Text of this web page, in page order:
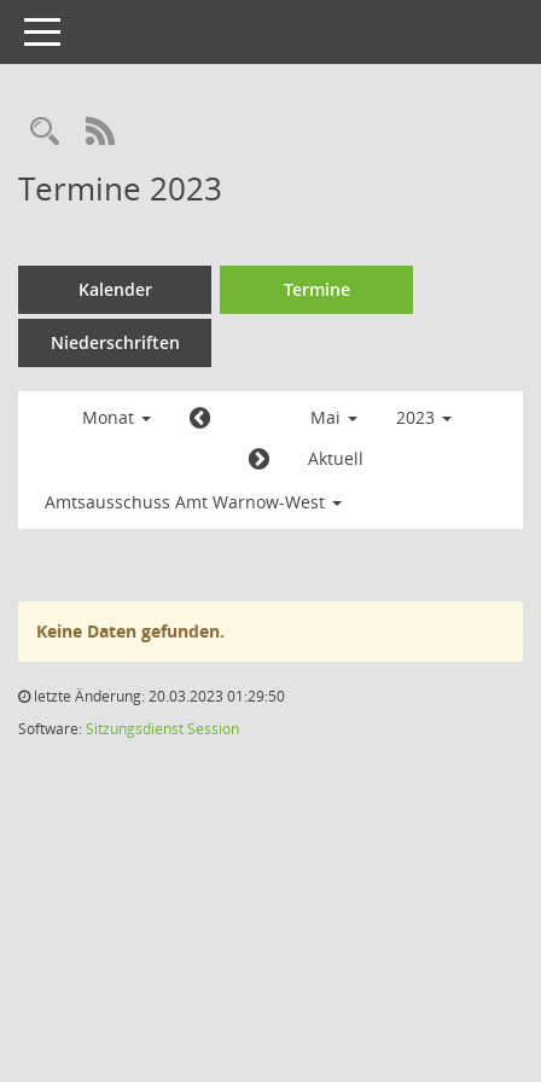
Toggle
navigation
Termine 2023
Kalender Termine
Niederschriften
Monat Mai
2023
Aktuell
Amtsausschuss Amt Warnow-West
Keine Daten gefunden.
letzte Änderung: 20.03.2023 01:29:50
Software:SitzungsdienstSession